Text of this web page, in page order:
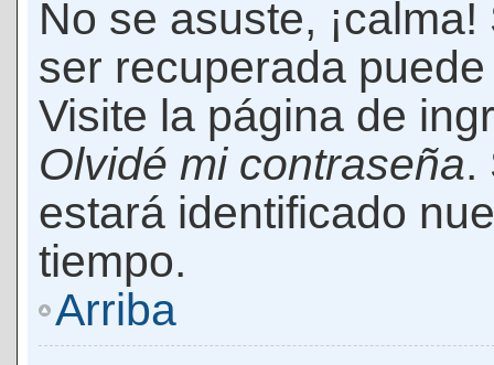
No se asuste,
ser recuperada
Visite la página de
Olvidé mi contraseña.
estará identificado
tiempo.
Arriba